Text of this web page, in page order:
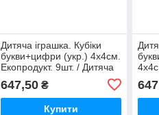
Дитяча іграшка. Кубіки
букви+цифри (укр.) 4х4см.
Екопродукт. 9шт. / Дитяча
букви+цифри (укр.) 4х4см.
Екопродукт.
647,50₴
Купити